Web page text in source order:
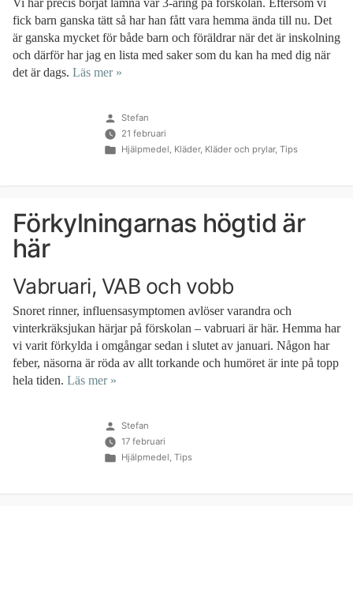
Vi har precis börjat lämna vår 3-åring på förskolan. Eftersom vi
fick barn ganska tätt så har han fått vara hemma ända till nu. Det
är ganska mycket för både barn och föräldrar när det är inskolning
och därför har jag en lista med saker som du kan ha med dig när
det är dags. Läs mer »
Publicerat
av
Stefan
21 februari
Publicerat
Hjälpmedel, Kläder, Kläder och prylar, Tips
Förkylningarnas högtid är
här
Vabruari, VAB och vobb
Snoret rinner, influensasymptomen avlöser varandra och
vinterkräksjukan härjar på förskolan – vabruari är här. Hemma har
vi varit förkylda i omgångar sedan i slutet av januari. Någon har
feber, näsorna är röda av allt torkande och humöret är inte på topp
hela tiden. Läs mer »
Publicerat
av
Stefan
17 februari
Publicerat
Hjälpmedel, Tips